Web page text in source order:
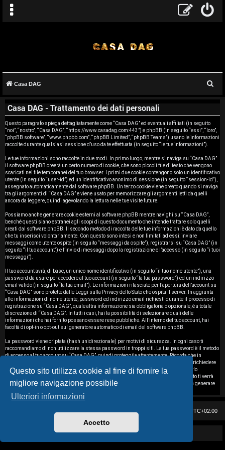
Questo sito utilizza cookie al fine di fornire la
migliore navigazione possibile
Ulteriori informazioni
Accetto
r
g
o
m
e
n
t
i
s
e
n
z
a
r
i
s
p
o
t
Casa DAG
a
Casa DAG - Trattamento dei dati personali
Questo paragrafo spiega dettagliatamente come “Casa DAG” ed eventuali affiliati (in seguito
“noi”, “nostro”, “Casa DAG”, “https://www.casadag.com:443”) e phpBB (in seguito “essi”, “loro”,
“phpBB software”, “www.phpbb.com”, “phpBB Limited”, “phpBB Teams”) usano le informazioni
raccolte durante qualsiasi sessione d’uso da te effettuata (in seguito “le tue informazioni”).
Le tue informazioni sono raccolte in due modi. In primo luogo, mentre si naviga su “Casa DAG”
il software phpBB creerà un certo numero di cookie, che sono piccoli file di testo che vengono
scaricati nei file temporanei del tuo browser. I primi due cookie contengono solo un identificativo
utente (in seguito “user-id”) ed un identificativo anonimo di sessione (in seguito “session-id”),
assegnato automaticamente dal software phpBB. Un terzo cookie viene creato quando si naviga
tra gli argomenti di “Casa DAG” e viene usato per memorizzare gli argomenti letti da quelli
ancora da leggere, quindi agevolando la lettura nelle tue visite future.
Possiamo anche generare cookie esterni al software phpBB mentre navighi su “Casa DAG”,
benché questi siano estranei agli scopi di questo documento che intende trattare solo quelli
creati dal software phpBB. Il secondo metodo di raccolta delle tue informazioni è dato da quello
che tu inserisci volontariamente. Con questo sono intesi e non limitati ad essi: inviare
messaggi come utente ospite (in seguito “messaggi da ospite”), registrarsi su “Casa DAG” (in
seguito “il tuo account”) e l’invio di messaggi dopo la registrazione e l’accesso (in seguito “i tuoi
messaggi”).
Il tuo account avrà, di base, un unico nome identificativo (in seguito “il tuo nome utente”), una
password da usare per accedere al tuo account (in seguito “la tua password”) ed un indirizzo
email valido (in seguito “la tua email”). Le informazioni rilasciate per l’apertura dell’account su
“Casa DAG” sono protette dalle Leggi sulla Privacy dello Stato che ospita il server. In aggiunta
alle informazioni di nome utente, password ed indirizzo email richiesti durante il processo di
registrazione su “Casa DAG”, quale altra informazione sia obbligatoria o opzionale, è a totale
discrezione di “Casa DAG”. In tutti i casi, hai la possibilità di selezionare quali delle
informazioni che hai fornito possano essere rese pubbliche. All’interno del tuo account, hai
facoltà di opt-in o opt-out sul generatore automatico di email del software phpBB.
La password viene criptata (hash unidirezionale) per motivi di sicurezza. In ogni caso ti
raccomandiamo di non utilizzare la stessa password in troppi siti. La tua password è il metodo
di accesso al tuo account su “Casa DAG”, quindi proteggila attentamente. Ricorda che in
nessuna circostanza affiliati di “Casa DAG”, phpBB o terzi possono legittimamente richiedere
la tua password. Nel caso dimenticassi la tua password, puoi utilizzare l’opzione “Ho
dimenticato la password” prevista dal software phpBB. Durante questo procedimento ti verrà
richiesto il tuo nome utente ed indirizzo email, in modo che il software phpBB possa generare
UTC+02:00
Powered by GIGI D'AGOSTINO